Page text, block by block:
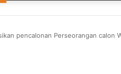
pencalonan Perseorangan calon